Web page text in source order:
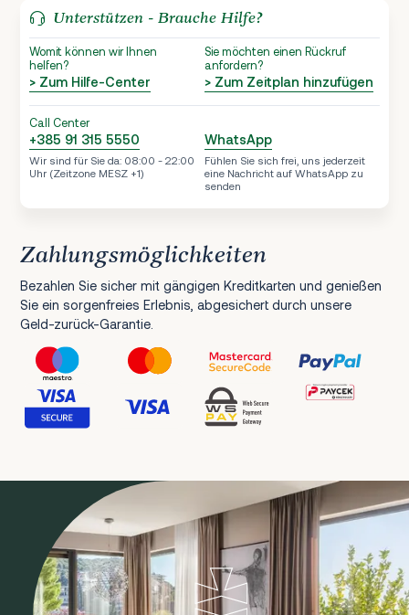
Unterstützen - Brauche Hilfe?
Womit können wir Ihnen
helfen?
> Zum Hilfe-Center
Sie möchten einen Rückruf
anfordern?
> Zum Zeitplan hinzufügen
Call Center
+385 91 315 5550
Wir sind für Sie da: 08:00 - 22:00
Uhr (Zeitzone MESZ +1)
WhatsApp
Fühlen Sie sich frei, uns jederzeit
eine Nachricht auf WhatsApp zu
senden
Zahlungsmöglichkeiten
Bezahlen Sie sicher mit gängigen Kreditkarten und genießen
Sie ein sorgenfreies Erlebnis, abgesichert durch unsere
Geld-zurück-Garantie.